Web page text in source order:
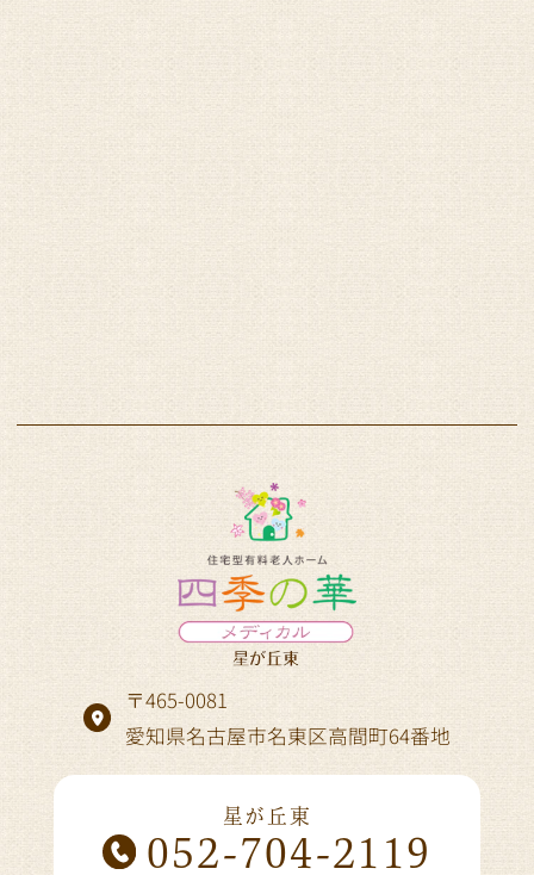
〒465-0081
愛知県名古屋市名東区高間町64番地
星が丘東
052-704-2119